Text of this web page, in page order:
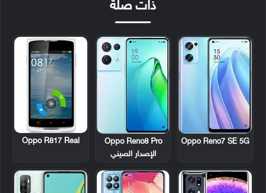
ذات صلة
Oppo Reno7 SE 5G
Oppo Reno8 Pro
الإصدار الصيني
Oppo R817 Real